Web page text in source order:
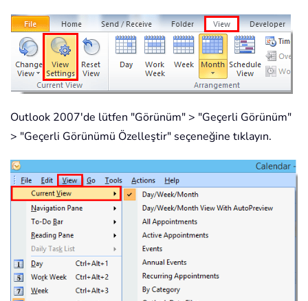
Outlook 2007'de lütfen "Görünüm" > "Geçerli Görünüm"
> "Geçerli Görünümü Özelleştir" seçeneğine tıklayın.